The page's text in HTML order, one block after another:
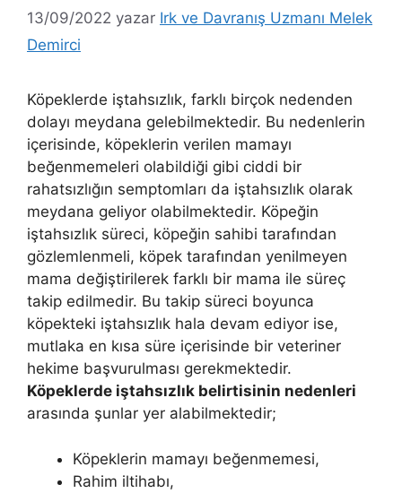
13/09/2022 yazar Irk ve Davranış Uzmanı Melek
Demirci
Köpeklerde iştahsızlık, farklı birçok nedenden
dolayı meydana gelebilmektedir. Bu nedenlerin
içerisinde, köpeklerin verilen mamayı
beğenmemeleri olabildiği gibi ciddi bir
rahatsızlığın semptomları da iştahsızlık olarak
meydana geliyor olabilmektedir. Köpeğin
iştahsızlık süreci, köpeğin sahibi tarafından
gözlemlenmeli, köpek tarafından yenilmeyen
mama değiştirilerek farklı bir mama ile süreç
takip edilmedir. Bu takip süreci boyunca
köpekteki iştahsızlık hala devam ediyor ise,
mutlaka en kısa süre içerisinde bir veteriner
hekime başvurulması gerekmektedir.
Köpeklerde iştahsızlık belirtisinin nedenleri
arasında şunlar yer alabilmektedir;
Köpeklerin mamayı beğenmemesi,
Rahim iltihabı,